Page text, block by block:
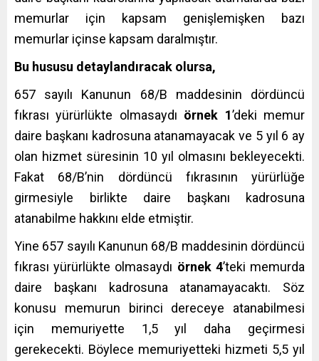
memurlar için kapsam genişlemişken bazı
memurlar içinse kapsam daralmıştır.
Bu hususu detaylandıracak olursa,
657 sayılı Kanunun 68/B maddesinin dördüncü
fıkrası yürürlükte olmasaydı örnek 1’deki memur
daire başkanı kadrosuna atanamayacak ve 5 yıl 6 ay
olan hizmet süresinin 10 yıl olmasını bekleyecekti.
Fakat 68/B’nin dördüncü fıkrasının yürürlüğe
girmesiyle birlikte daire başkanı kadrosuna
atanabilme hakkını elde etmiştir.
Yine 657 sayılı Kanunun 68/B maddesinin dördüncü
fıkrası yürürlükte olmasaydı örnek 4’teki memurda
daire başkanı kadrosuna atanamayacaktı. Söz
konusu memurun birinci dereceye atanabilmesi
için memuriyette 1,5 yıl daha geçirmesi
gerekecekti. Böylece memuriyetteki hizmeti 5,5 yıl